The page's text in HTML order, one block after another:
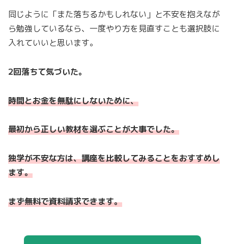
同じように「また落ちるかもしれない」と不安を抱えなが
ら勉強しているなら、一度やり方を見直すことも選択肢に
入れていいと思います。
2回落ちて気づいた。
時間とお金を無駄にしないために、
最初から正しい教材を選ぶことが大事でした。
独学が不安な方は、講座を比較してみることをおすすめし
ます。
まず無料で資料請求できます。